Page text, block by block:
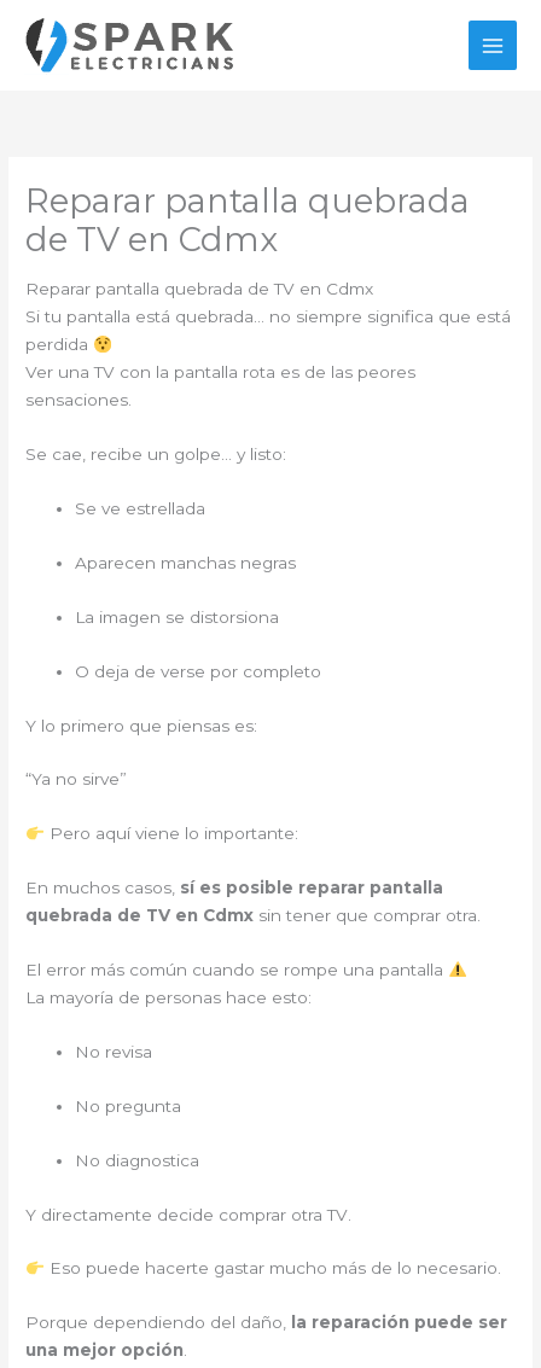
contenido
Reparar pantalla quebrada
de TV en Cdmx
Reparar pantalla quebrada de TV en Cdmx
Si tu pantalla está quebrada… no siempre significa que está
perdida
Ver una TV con la pantalla rota es de las peores
sensaciones.
Se cae, recibe un golpe… y listo:
Se ve estrellada
Aparecen manchas negras
La imagen se distorsiona
O deja de verse por completo
Y lo primero que piensas es:
“Ya no sirve”
Pero aquí viene lo importante:
En muchos casos, sí es posible reparar pantalla
quebrada de TV en Cdmx sin tener que comprar otra.
El error más común cuando se rompe una pantalla
La mayoría de personas hace esto:
No revisa
No pregunta
No diagnostica
Y directamente decide comprar otra TV.
Eso puede hacerte gastar mucho más de lo necesario.
Porque dependiendo del daño, la reparación puede ser
una mejor opción.